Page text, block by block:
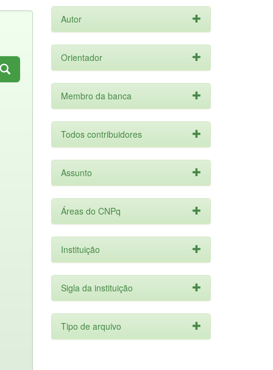
Autor
Orientador
Membro da banca
Todos contribuidores
Assunto
Áreas do CNPq
Instituição
Sigla da instituição
Tipo de arquivo